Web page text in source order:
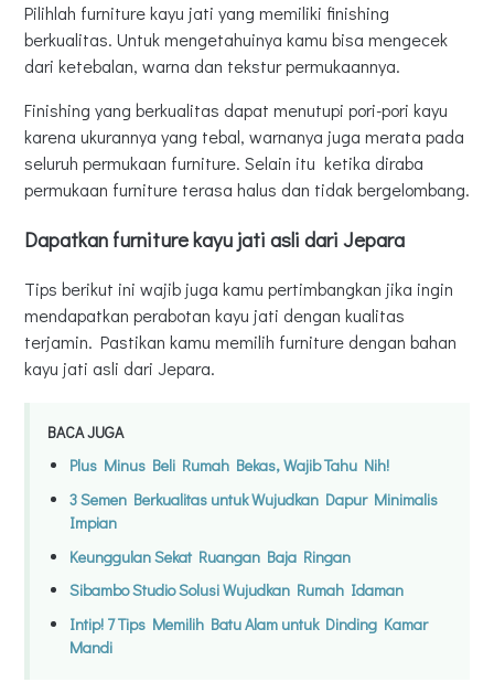
Pilihlah furniture kayu jati yang memiliki finishing
berkualitas. Untuk mengetahuinya kamu bisa mengecek
dari ketebalan, warna dan tekstur permukaannya.
Finishing yang berkualitas dapat menutupi pori-pori kayu
karena ukurannya yang tebal, warnanya juga merata pada
seluruh permukaan furniture. Selain itu ketika diraba
permukaan furniture terasa halus dan tidak bergelombang.
Dapatkan furniture kayu jati asli dari Jepara
Tips berikut ini wajib juga kamu pertimbangkan jika ingin
mendapatkan perabotan kayu jati dengan kualitas
terjamin. Pastikan kamu memilih furniture dengan bahan
kayu jati asli dari Jepara.
BACA JUGA
Plus Minus Beli Rumah Bekas, Wajib Tahu Nih!
3 Semen Berkualitas untuk Wujudkan Dapur Minimalis
Impian
Keunggulan Sekat Ruangan Baja Ringan
Sibambo Studio Solusi Wujudkan Rumah Idaman
Intip! 7 Tips Memilih Batu Alam untuk Dinding Kamar
Mandi